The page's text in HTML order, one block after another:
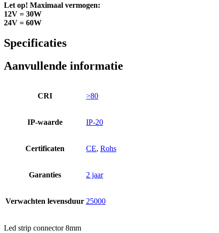
Let op! Maximaal vermogen:
12V = 30W
24V = 60W
Specificaties
Aanvullende informatie
CRI >80
IP-waarde IP-20
Certificaten CE, Rohs
Garanties 2 jaar
Verwachten levensduur 25000
Led strip connector 8mm